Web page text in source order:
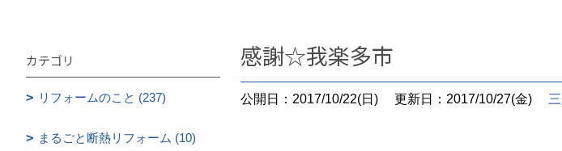
感謝☆我楽多市
公開日：2017/10/22(日) 更新日：2017/10/27(金)
カテゴリ
リフォームのこと (237)
まるごと断熱リフォーム (10)